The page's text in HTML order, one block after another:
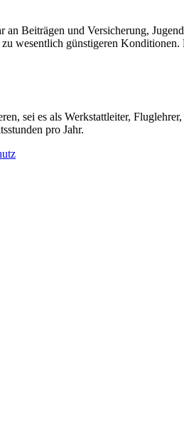
Beiträgen und Versicherung,
wesentlich günstigeren
sei es als Werkstattleiter,
pro Jahr.